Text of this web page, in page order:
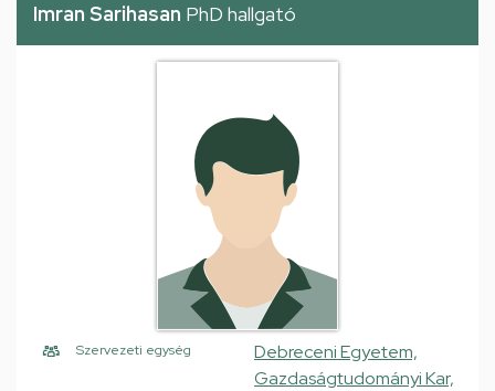
Imran Sarihasan PhD hallgató
Szervezeti egység
Debreceni Egyetem,
Gazdaságtudományi Kar,